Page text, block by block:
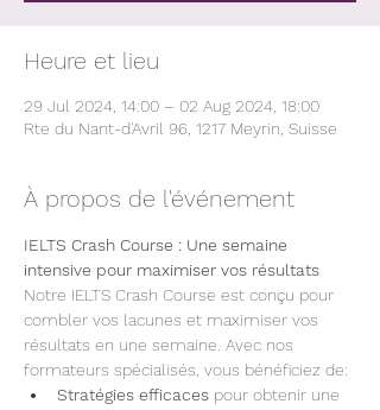
Heure et lieu
29 Jul 2024, 14:00 – 02 Aug 2024, 18:00
Rte du Nant-d'Avril 96, 1217 Meyrin, Suisse
À propos de l'événement
IELTS Crash Course : Une semaine
intensive pour maximiser vos résultats
Notre IELTS Crash Course est conçu pour
combler vos lacunes et maximiser vos
résultats en une semaine. Avec nos
formateurs spécialisés, vous bénéficiez de:
Stratégies efficaces pour obtenir une